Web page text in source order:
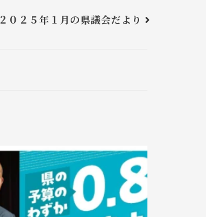
２０２５年１月の県議会だより